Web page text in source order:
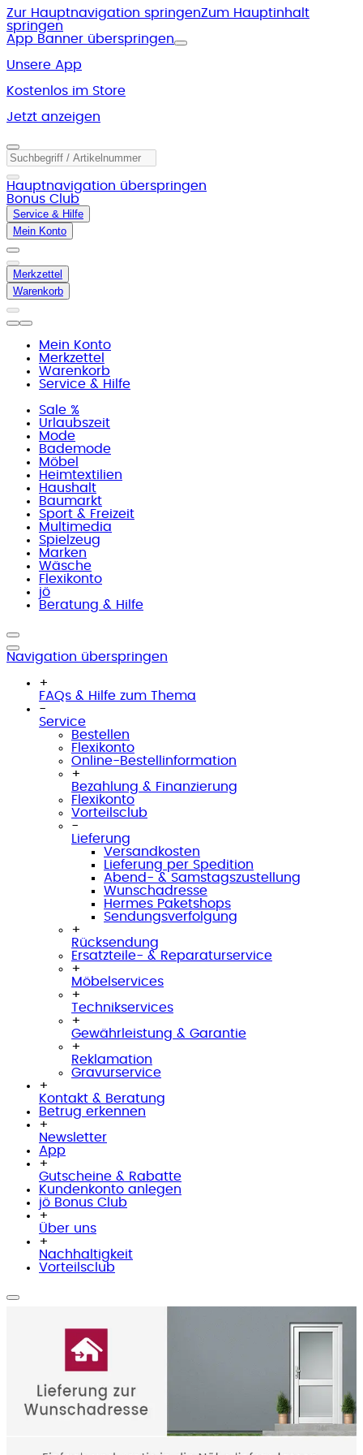
Zur Hauptnavigation springenZum Hauptinhalt
springen
App Banner überspringen
Unsere App
Kostenlos im Store
Jetzt anzeigen
Hauptnavigation überspringen
Bonus Club
Service & Hilfe
Mein Konto
Merkzettel
Warenkorb
Mein Konto
Merkzettel
Warenkorb
Service & Hilfe
Sale %
Urlaubszeit
Mode
Bademode
Möbel
Heimtextilien
Haushalt
Baumarkt
Sport & Freizeit
Multimedia
Spielzeug
Marken
Wäsche
Flexikonto
jö
Beratung & Hilfe
Navigation überspringen
+
FAQs & Hilfe zum Thema
-
Service
Bestellen
Flexikonto
Online-Bestellinformation
+
Bezahlung & Finanzierung
Flexikonto
Vorteilsclub
-
Lieferung
Versandkosten
Lieferung per Spedition
Abend- & Samstagszustellung
Wunschadresse
Hermes Paketshops
Sendungsverfolgung
+
Rücksendung
Ersatzteile- & Reparaturservice
+
Möbelservices
+
Technikservices
+
Gewährleistung & Garantie
+
Reklamation
Gravurservice
+
Kontakt & Beratung
Betrug erkennen
+
Newsletter
App
+
Gutscheine & Rabatte
Kundenkonto anlegen
jö Bonus Club
+
Über uns
+
Nachhaltigkeit
Vorteilsclub